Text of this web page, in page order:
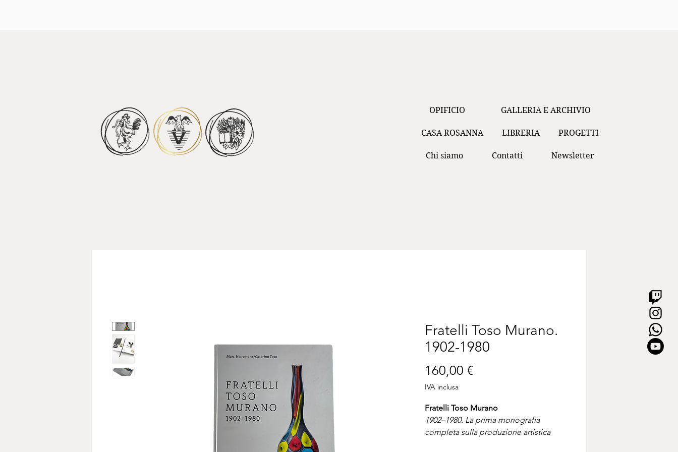
OPIFICIO GALLERIA E ARCHIVIO
CASA ROSANNA LIBRERIA PROGETTI
Chi siamo Contatti Newsletter
Fratelli Toso Murano.
1902-1980
160,00 €Prezzo
IVA inclusa
Fratelli Toso Murano
1902–1980. La prima monografia
completa sulla produzione artistica